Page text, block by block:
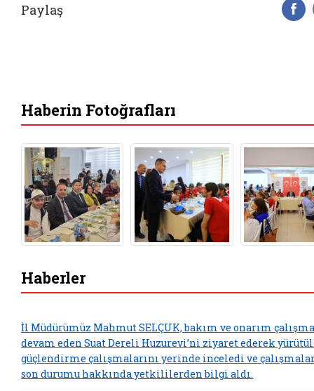
Paylaş
Haberin Fotoğrafları
Haberler
İl Müdürümüz Mahmut SELÇUK, bakım ve onarım
devam eden Suat Dereli Huzurevi’ni ziyaret ederek
güçlendirme çalışmalarını yerinde inceledi ve
son durumu hakkında yetkililerden bilgi aldı.